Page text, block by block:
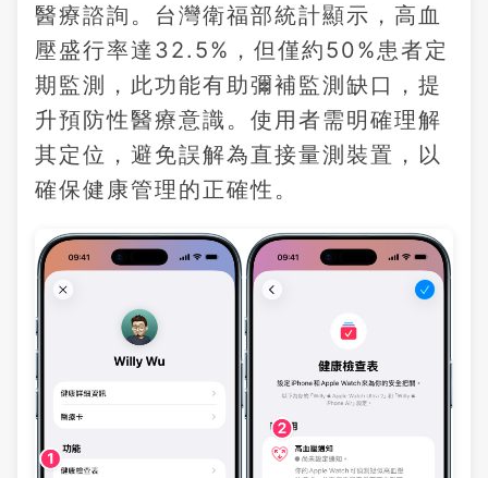
醫療諮詢。台灣衛福部統計顯示，高血
壓盛行率達32.5%，但僅約50%患者定
期監測，此功能有助彌補監測缺口，提
升預防性醫療意識。使用者需明確理解
其定位，避免誤解為直接量測裝置，以
確保健康管理的正確性。